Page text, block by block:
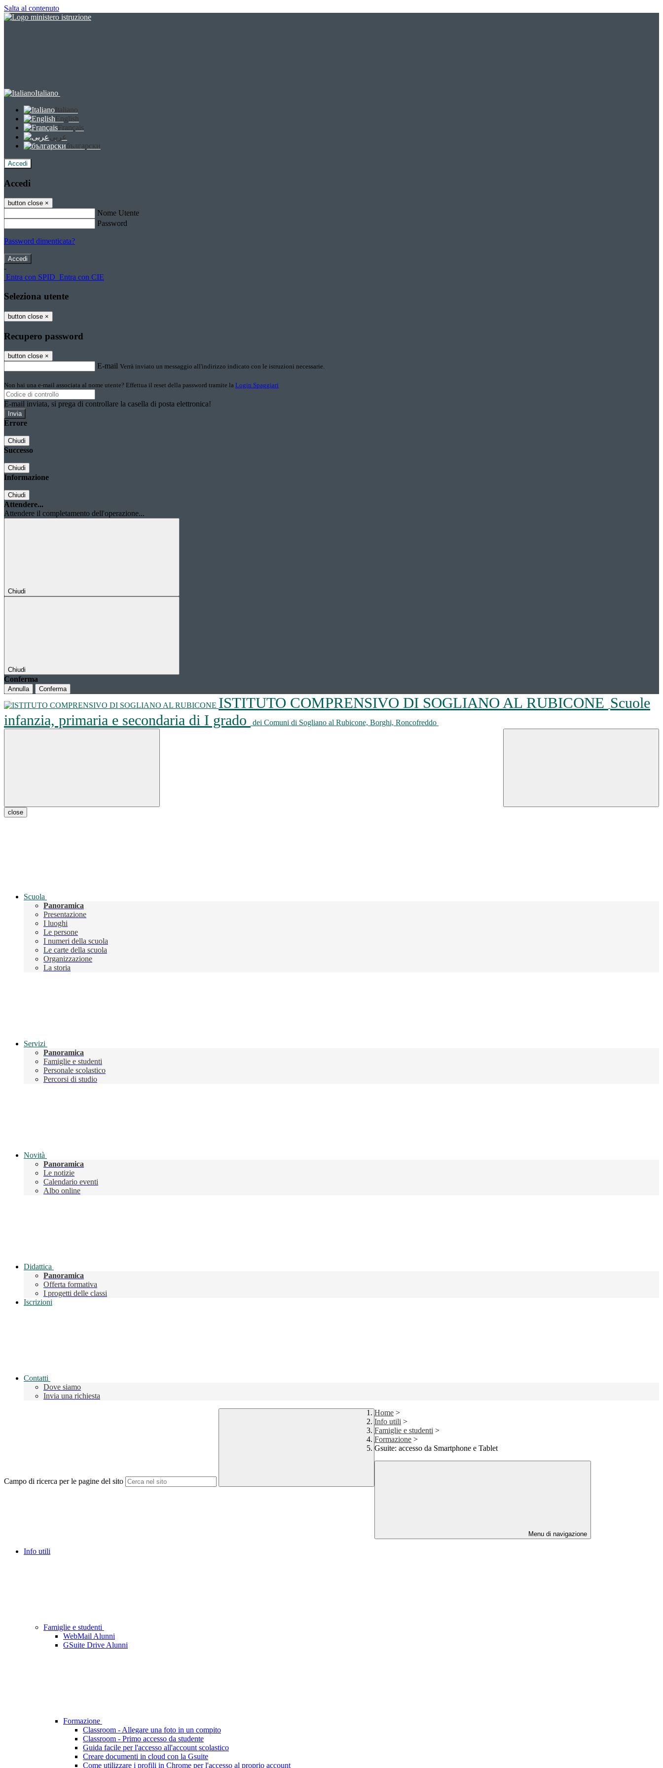
Salta al contenuto
Italiano
Italiano
English
Français
عربى
български
Accedi
Accedi
button close ×
Nome Utente
Password
Password dimenticata?
-
Entra con SPID Entra con CIE
Seleziona utente
button close ×
Recupero password
button close ×
E-mail Verrà inviato un messaggio all'indirizzo indicato con le istruzioni necessarie.
Non hai una e-mail associata al nome utente? Effettua il reset della password tramite la Login Spaggiari
E-mail inviata, si prega di controllare la casella di posta elettronica!
Errore
Chiudi
Successo
Chiudi
Informazione
Chiudi
Attendere...
Attendere il completamento dell'operazione...
Chiudi
Chiudi
Conferma
Annulla Conferma
ISTITUTO COMPRENSIVO DI SOGLIANO AL RUBICONE Scuole
infanzia, primaria e secondaria di I grado
dei Comuni di Sogliano al Rubicone, Borghi, Roncofreddo
close
Scuola
Panoramica
Presentazione
I luoghi
Le persone
I numeri della scuola
Le carte della scuola
Organizzazione
La storia
Servizi
Panoramica
Famiglie e studenti
Personale scolastico
Percorsi di studio
Novità
Panoramica
Le notizie
Calendario eventi
Albo online
Didattica
Panoramica
Offerta formativa
I progetti delle classi
Iscrizioni
Contatti
Dove siamo
Invia una richiesta
Campo di ricerca per le pagine del sito
Home >
Info utili >
Famiglie e studenti >
Formazione >
Gsuite: accesso da Smartphone e Tablet
Menu di navigazione
Info utili
Famiglie e studenti
WebMail Alunni
GSuite Drive Alunni
Formazione
Classroom - Allegare una foto in un compito
Classroom - Primo accesso da studente
Guida facile per l'accesso all'account scolastico
Creare documenti in cloud con la Gsuite
Come utilizzare i profili in Chrome per l'accesso al proprio account